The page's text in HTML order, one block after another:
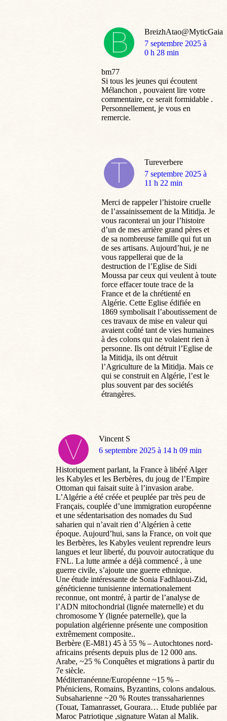
BreizhAtao@MyticGaia
dit
:
7 septembre 2025 à
0 h 28 min
bm77
Si tous les jeunes qui écoutent
Mélanchon , pouvaient lire votre
commentaire, ce serait formidable .
Personnellement, je vous en
remercie.
Tureverbere
dit
:
7 septembre 2025 à
11 h 22 min
Merci de rappeler l’histoire cruelle
de l’assainissement de la Mitidja. Je
vous raconterai un jour l’histoire
d’un de mes arrière grand pères et
de sa nombreuse famille qui fut un
de ses artisans. Aujourd’hui, je ne
vous rappellerai que de la
destruction de l’Eglise de Sidi
Moussa par ceux qui veulent à toute
force effacer toute trace de la
France et de la chrétienté en
Algérie. Cette Eglise édifiée en
1869 symbolisait l’aboutissement de
ces travaux de mise en valeur qui
avaient coûté tant de vies humaines
à des colons qui ne volaient rien à
personne. Ils ont détruit l’Eglise de
la Mitidja, ils ont détruit
l’Agriculture de la Mitidja. Mais ce
qui se construit en Algérie, l’est le
plus souvent par des sociétés
étrangères.
Vincent S
dit
6 septembre 2025 à 14 h 09 min
Historiquement parlant, la France à libéré Alger
les Kabyles et les Berbères, du joug de l’Empire
Ottoman qui faisait suite à l’invasion arabe.
L’Algérie a été créée et peuplée par très peu de
Français, couplée d’une immigration européenne
et une sédentarisation des nomades du Sud
saharien qui n’avait rien d’Algérien à cette
époque. Aujourd’hui, sans la France, on voit que
les Berbères, les Kabyles veulent reprendre leurs
langues et leur liberté, du pouvoir autocratique du
FNL. La lutte armée a déjà commencé , à une
guerre civile, s’ajoute une guerre ethnique.
Une étude intéressante de Sonia Fadhlaoui-Zid,
généticienne tunisienne internationalement
reconnue, ont montré, à partir de l’analyse de
l’ADN mitochondrial (lignée maternelle) et du
chromosome Y (lignée paternelle), que la
population algérienne présente une composition
extrêmement composite..
Berbère (E-M81) 45 à 55 % – Autochtones nord-
africains présents depuis plus de 12 000 ans.
Arabe, ~25 % Conquêtes et migrations à partir du
7e siècle.
Méditerranéenne/Européenne ~15 % –
Phéniciens, Romains, Byzantins, colons andalous.
Subsaharienne ~20 % Routes transsahariennes
(Touat, Tamanrasset, Gourara… Etude publiée par
Maroc Patriotique ,signature Watan al Malik.